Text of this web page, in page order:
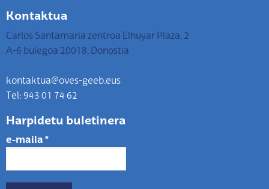
Kontaktua
Carlos Santamaria zentroa Elhuyar Plaza, 2
A-6 bulegoa 20018, Donostia
kontaktua@oves-geeb.eus
Tel: 943 01 74 62
Harpidetu buletinera
e-maila *